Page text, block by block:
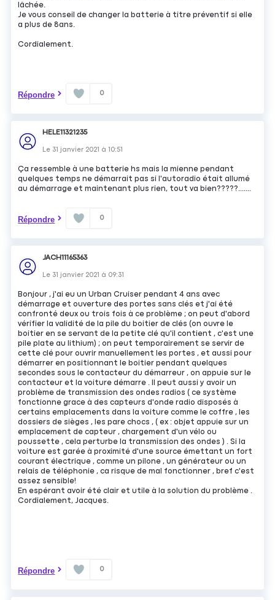
lâchée.
Je vous conseil de changer la batterie à titre préventif si elle
a plus de 8ans.
Cordialement.
Répondre 0
HELE11321235
Le 31 janvier 2021 à10:51
Ça ressemble à une batterie hs mais la mienne pendant
quelques temps ne démarrait pas si l'autoradio était allumé
au démarrage et maintenant plus rien, tout va bien?????.......
Répondre 0
JACH11165363
Le 31 janvier 2021 à 09:31
Bonjour , j'ai eu un Urban Cruiser pendant 4 ans avec
démarrage et ouverture des portes sans clés et j'ai été
confronté deux ou trois fois à ce problème ; on peut d'abord
vérifier la validité de la pile du boitier de clés (on ouvre le
boitier en se servant de la petite clé qu'il contient , c'est une
pile plate au lithium) ; on peut temporairement se servir de
cette clé pour ouvrir manuellement les portes , et aussi pour
démarrer en positionnant le boitier pendant quelques
secondes sous le contacteur du démarreur , on appuie sur le
contacteur et la voiture démarre . Il peut aussi y avoir un
problème de transmission des ondes radios ( ce système
fonctionne grace à des capteurs d'onde radio disposés à
certains emplacements dans la voiture comme le coffre , les
dossiers de sièges , les pare chocs , ( ex : objet appuie sur un
emplacement de capteur , chargement d'un vélo ou
poussette , cela perturbe la transmission des ondes ) . Si la
voiture est garée à proximité d'une source émettant un fort
courant électrique , comme un pilone , un générateur ou un
relais de téléphonie , ca risque de mal fonctionner , bref c'est
assez sensible!
En espérant avoir été clair et utile à la solution du problème .
Cordialement, Jacques.
Répondre 0